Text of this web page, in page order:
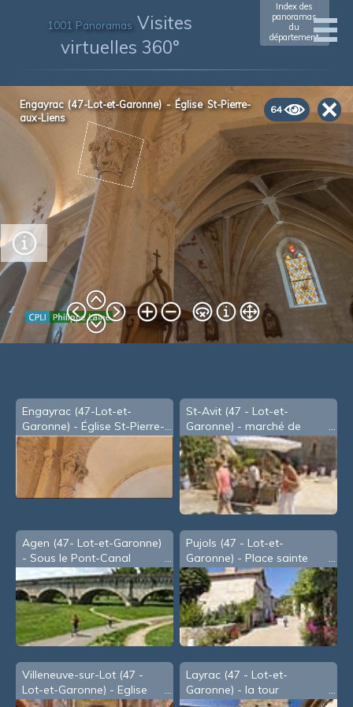
1001 Panoramas Visites
virtuelles 360°
Index des
panoramas
du
département
64
Engayrac (47-Lot-et-Garonne) - Église St-Pierre-
aux-Liens
Engayrac (47-Lot-et-
Garonne) - Église St-Pierre-
aux-Liens
St-Avit (47 - Lot-et-
Garonne) - marché de
potiers
Agen (47- Lot-et-Garonne)
- Sous le Pont-Canal
Pujols (47 - Lot-et-
Garonne) - Place sainte
Foy
Villeneuve-sur-Lot (47 -
Lot-et-Garonne) - Eglise
Layrac (47 - Lot-et-
Garonne) - la tour